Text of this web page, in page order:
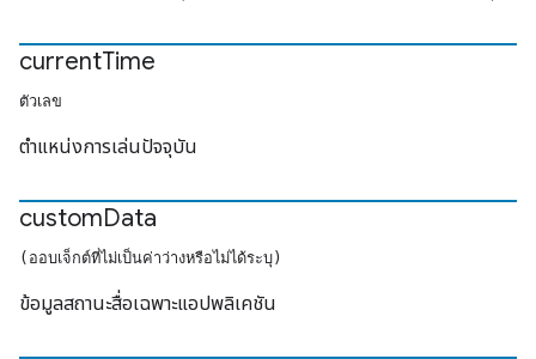
currentTime
ตัวเลข
ตำแหน่งการเล่นปัจจุบัน
customData
(ออบเจ็กต์ที่ไม่เป็นค่าว่างหรือไม่ได้ระบุ)
ข้อมูลสถานะสื่อเฉพาะแอปพลิเคชัน